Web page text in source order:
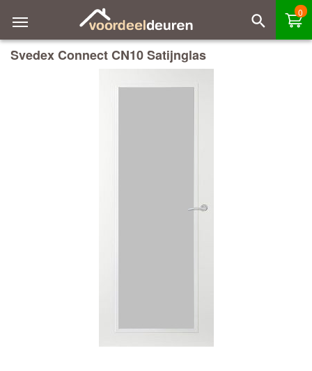
0
Svedex Connect CN10 Satijnglas